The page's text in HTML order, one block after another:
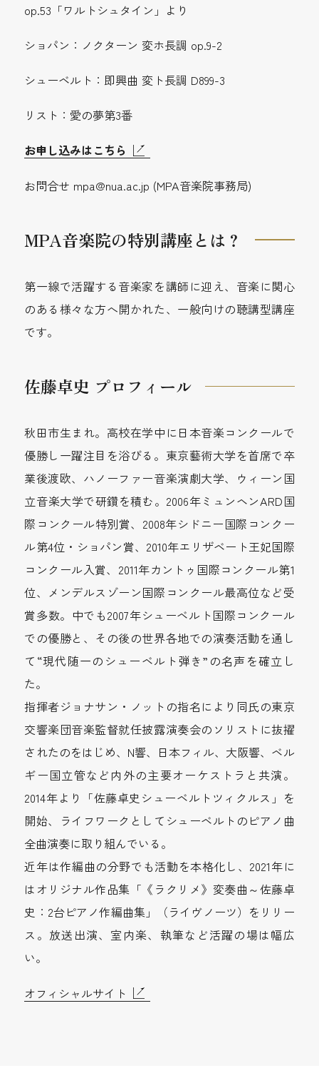
op.53「ワルトシュタイン」より
ショパン：ノクターン 変ホ長調 op.9-2
シューベルト：即興曲 変ト長調 D899-3
リスト：愛の夢第3番
お申し込みはこちら
お問合せ mpa@nua.ac.jp (MPA音楽院事務局)
MPA音楽院の特別講座とは？
第一線で活躍する音楽家を講師に迎え、音楽に関心
のある様々な方へ開かれた、一般向けの聴講型講座
です。
佐藤卓史 プロフィール
秋田市生まれ。高校在学中に日本音楽コンクールで
優勝し一躍注目を浴びる。東京藝術大学を首席で卒
業後渡欧、ハノーファー音楽演劇大学、ウィーン国
立音楽大学で研鑽を積む。2006年ミュンヘンARD国
際コンクール特別賞、2008年シドニー国際コンクー
ル第4位・ショパン賞、2010年エリザベート王妃国際
コンクール入賞、2011年カントゥ国際コンクール第1
位、メンデルスゾーン国際コンクール最高位など受
賞多数。中でも2007年シューベルト国際コンクール
での優勝と、その後の世界各地での演奏活動を通し
て“現代随一のシューベルト弾き”の名声を確立し
た。
指揮者ジョナサン・ノットの指名により同氏の東京
交響楽団音楽監督就任披露演奏会のソリストに抜擢
されたのをはじめ、N響、日本フィル、大阪響、ベル
ギー国立管など内外の主要オーケストラと共演。
2014年より「佐藤卓史シューベルトツィクルス」を
開始、ライフワークとしてシューベルトのピアノ曲
全曲演奏に取り組んでいる。
近年は作編曲の分野でも活動を本格化し、2021年に
はオリジナル作品集「《ラクリメ》変奏曲～佐藤卓
史：2台ピアノ作編曲集」（ライヴノーツ）をリリー
ス。放送出演、室内楽、執筆など活躍の場は幅広
い。
オフィシャルサイト